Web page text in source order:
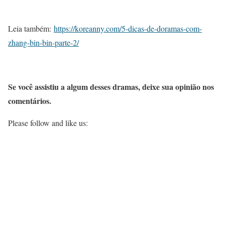
Leia também: https://koreanny.com/5-dicas-de-doramas-com-
zhang-bin-bin-parte-2/
Se você assistiu a algum desses dramas, deixe sua opinião nos
comentários.
Please follow and like us: